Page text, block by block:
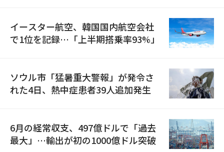
イースター航空、韓国国内航空会社
で1位を記録…「上半期搭乗率93%」
ソウル市「猛暑重大警報」が発令さ
れた4日、熱中症患者39人追加発生
6月の経常収支、497億ドルで「過去
最大」…輸出が初の1000億ドル突破